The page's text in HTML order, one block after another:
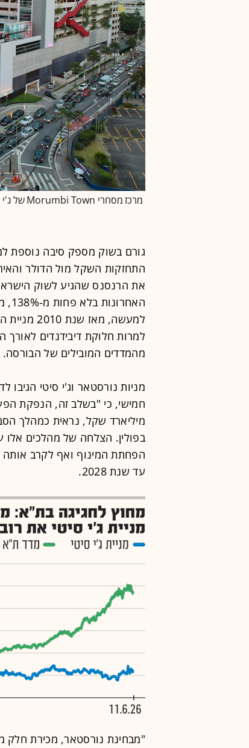
מרכז מסחרי Morumbi Town של ג'י סיטי בברזיל / צילום: ג'י סיטי
גורם בשוק מספק סיבה נוספת
התחזקות השקל מול הדולר
למרות חלוקת דיבידנדים
מהמדדים המובילים של הבורסה.
מניות נורסטאר וג'י סיטי הגיבו
מיליארד שקל, נראית כמהלך
בפולין. הצלחה של מהלכים אלו
עד שנת 2028.
"מבחינת נורסטאר, מכירת חלק